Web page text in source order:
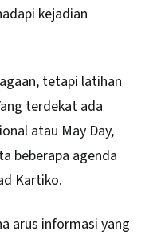
kejadian
tetapi latihan
terdekat ada
atau May Day,
beberapa agenda
Kartiko.
arus informasi yang